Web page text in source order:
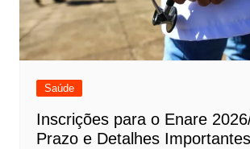
Saúde
Inscrições para o Enare
Prazo e Detalhes Importantes